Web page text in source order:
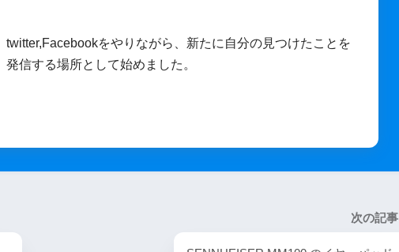
twitter,Facebookをやりながら、新たに自分の見つけたことを
発信する場所として始めました。
次の記事